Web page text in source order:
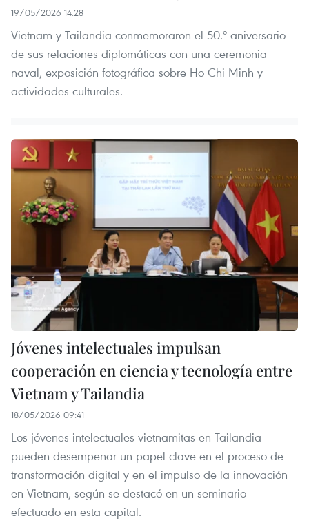
19/05/2026 14:28
Vietnam y Tailandia conmemoraron el 50.º aniversario
de sus relaciones diplomáticas con una ceremonia
naval, exposición fotográfica sobre Ho Chi Minh y
actividades culturales.
Jóvenes intelectuales impulsan
cooperación en ciencia y tecnología entre
Vietnam y Tailandia
18/05/2026 09:41
Los jóvenes intelectuales vietnamitas en Tailandia
pueden desempeñar un papel clave en el proceso de
transformación digital y en el impulso de la innovación
en Vietnam, según se destacó en un seminario
efectuado en esta capital.